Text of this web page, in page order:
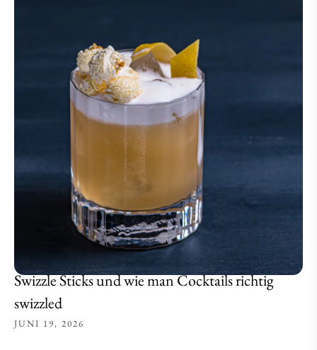
Swizzle Sticks und wie man Cocktails richtig
swizzled
JUNI 19, 2026